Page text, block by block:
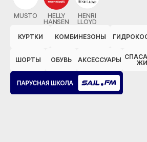
MUSTO
HELLY
HANSEN
HENRI
LLOYD
КУРТКИ
КОМБИНЕЗОНЫ
ШОРТЫ ОБУВЬ АКСЕССУАРЫ